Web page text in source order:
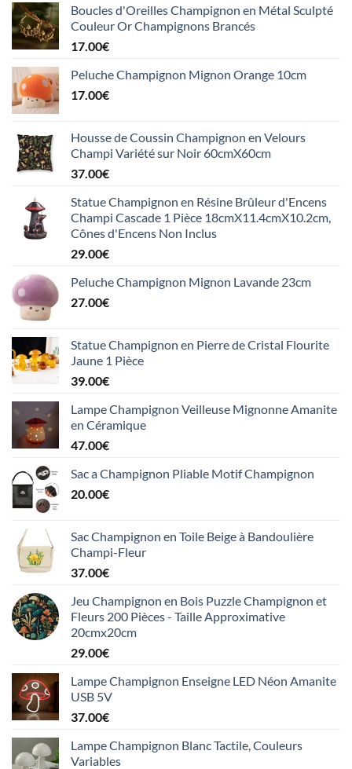
Boucles d'Oreilles Champignon en Métal Sculpté
Couleur Or Champignons Brancés
17.00€
Peluche Champignon Mignon Orange 10cm
17.00€
Housse de Coussin Champignon en Velours
Champi Variété sur Noir 60cmX60cm
37.00€
Statue Champignon en Résine Brûleur d'Encens
Champi Cascade 1 Pièce 18cmX11.4cmX10.2cm,
Cônes d'Encens Non Inclus
29.00€
Peluche Champignon Mignon Lavande 23cm
27.00€
Statue Champignon en Pierre de Cristal Flourite
Jaune 1 Pièce
39.00€
Lampe Champignon Veilleuse Mignonne Amanite
en Céramique
47.00€
Sac a Champignon Pliable Motif Champignon
20.00€
Sac Champignon en Toile Beige à Bandoulière
Champi-Fleur
37.00€
Jeu Champignon en Bois Puzzle Champignon et
Fleurs 200 Pièces - Taille Approximative
20cmx20cm
29.00€
Lampe Champignon Enseigne LED Néon Amanite
USB 5V
37.00€
Lampe Champignon Blanc Tactile, Couleurs
Variables